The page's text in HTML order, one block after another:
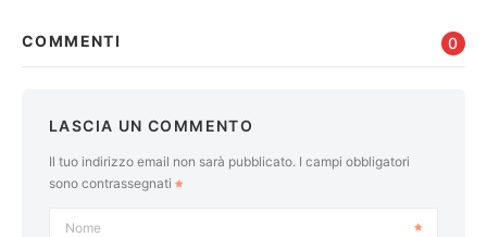
COMMENTI 0
LASCIA UN COMMENTO
Il tuo indirizzo email non sarà pubblicato. I campi obbligatori
sono contrassegnati
Nome